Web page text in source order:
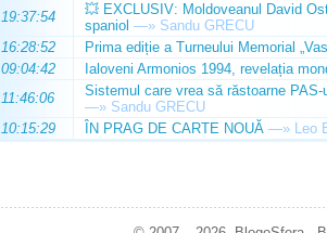
19:37:54
💥 EXCLUSIV: Moldoveanul David
spaniol —» Sandu GRECU
16:28:52
Prima ediție a Turneului Memorial
09:04:42
Ialoveni Armonios 1994, revelația
11:46:06
Sistemul care vrea să răstoarne
—» Sandu GRECU
10:15:29
ÎN PRAG DE CARTE NOUĂ —» Leo